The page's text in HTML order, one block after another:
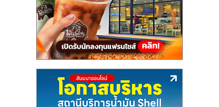
ไชส์,
รวม
แฟ